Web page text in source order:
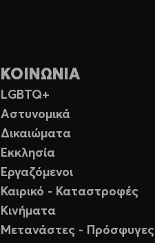
ΚΟΙΝΩΝΙΑ
LGBTQ+
Αστυνομικά
Δικαιώματα
Εκκλησία
Εργαζόμενοι
Καιρικό - Καταστροφές
Κινήματα
Μετανάστες - Πρόσφυγες